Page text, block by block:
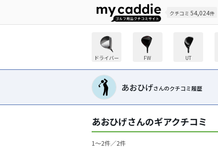
クチコミ 54,024件
ドライバー FW UT
あおひげさんのクチコミ履歴
あおひげさんのギアクチコミ
1〜2件／2件